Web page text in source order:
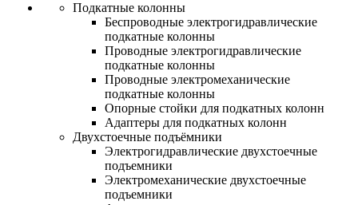
Подкатные колонны
Беспроводные электрогидравлические
подкатные колонны
Проводные электрогидравлические
подкатные колонны
Проводные электромеханические
подкатные колонны
Опорные стойки для подкатных колонн
Адаптеры для подкатных колонн
Двухстоечные подъёмники
Электрогидравлические двухстоечные
подъемники
Электромеханические двухстоечные
подъемники